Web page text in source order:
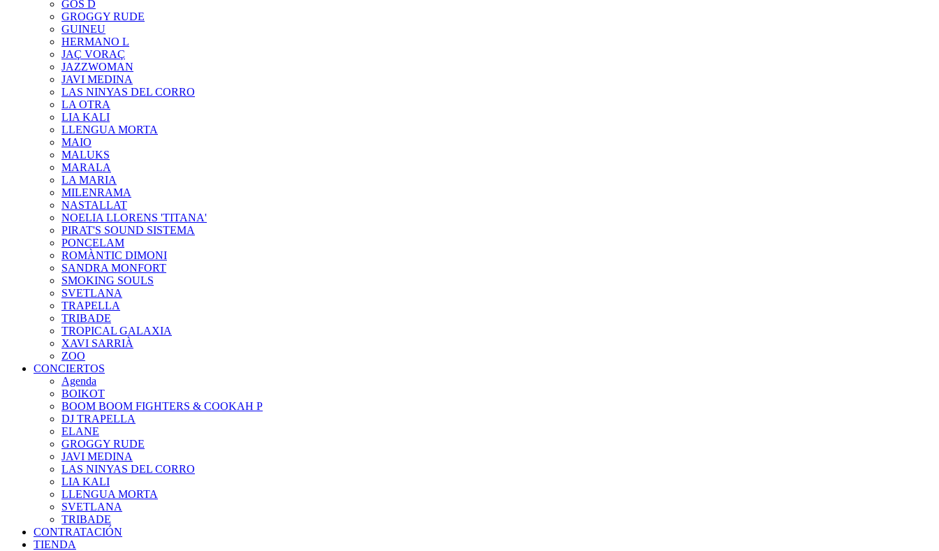
GOS D
GROGGY RUDE
GUINEU
HERMANO L
JAÇ VORAÇ
JAZZWOMAN
JAVI MEDINA
LAS NINYAS DEL CORRO
LA OTRA
LIA KALI
LLENGUA MORTA
MAIO
MALUKS
MARALA
LA MARIA
MILENRAMA
NASTALLAT
NOELIA LLORENS 'TITANA'
PIRAT'S SOUND SISTEMA
PONCELAM
ROMÀNTIC DIMONI
SANDRA MONFORT
SMOKING SOULS
SVETLANA
TRAPELLA
TRIBADE
TROPICAL GALAXIA
XAVI SARRIÀ
ZOO
CONCIERTOS
Agenda
BOIKOT
BOOM BOOM FIGHTERS & COOKAH P
DJ TRAPELLA
ELANE
GROGGY RUDE
JAVI MEDINA
LAS NINYAS DEL CORRO
LIA KALI
LLENGUA MORTA
SVETLANA
TRIBADE
CONTRATACIÓN
TIENDA